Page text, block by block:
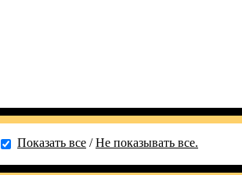
Показать все /Не показывать все.